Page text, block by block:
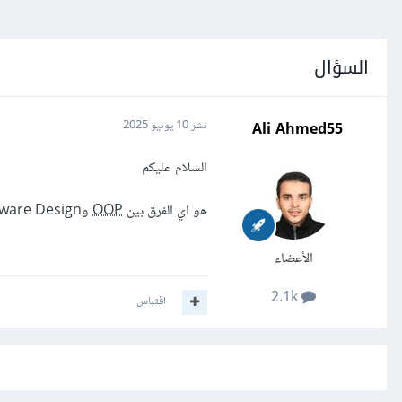
السؤال
Ali Ahmed55
الأعضاء
نشر10 يونيو 2025
السلام عليكم
هو اي الفرق بين OOPوSoftware Design ؟
اقتباس